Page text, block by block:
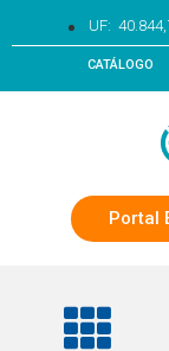
UF:
CATÁLOGO
Portal